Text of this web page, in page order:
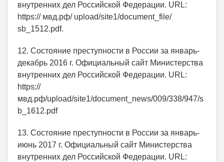
внутренних дел Российской Федерации. URL:
https:// мвд.рф/ upload/site1/document_file/
sb_1512.pdf.
12. Состояние преступности в России за январь-
декабрь 2016 г. Официальный сайт Министерства
внутренних дел Российской Федерации. URL:
https://
мвд.рф/upload/site1/document_news/009/338/947/s
b_1612.pdf
13. Состояние преступности в России за январь-
июнь 2017 г. Официальный сайт Министерства
внутренних дел Российской Федерации. URL: